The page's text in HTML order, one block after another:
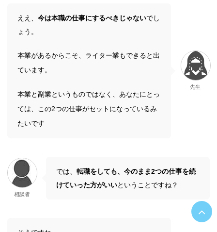
ええ、 今は本職の仕事にするべきじゃないでし
ょう。
本業があるからこそ、ライター業もできると出
ています。
本業と副業というものではなく、あなたにとっ
ては、この2つの仕事がセットになっているみ
たいです
先生
相談者
では、 転職をしても、今のまま2つの仕事を続
けていった方がいいということですね？